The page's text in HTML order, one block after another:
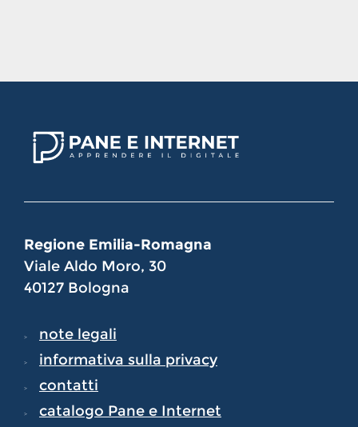
Regione Emilia-Romagna
Viale Aldo Moro, 30
40127 Bologna
note legali
informativa sulla privacy
contatti
catalogo Pane e Internet